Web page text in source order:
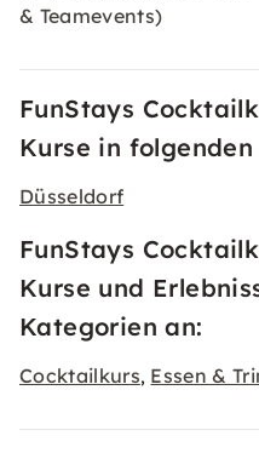
& Teamevents)
FunStays
Kurse in
Düsseldorf
FunStays
Kurse und
Kategorien an:
Cocktailkurs, Essen &